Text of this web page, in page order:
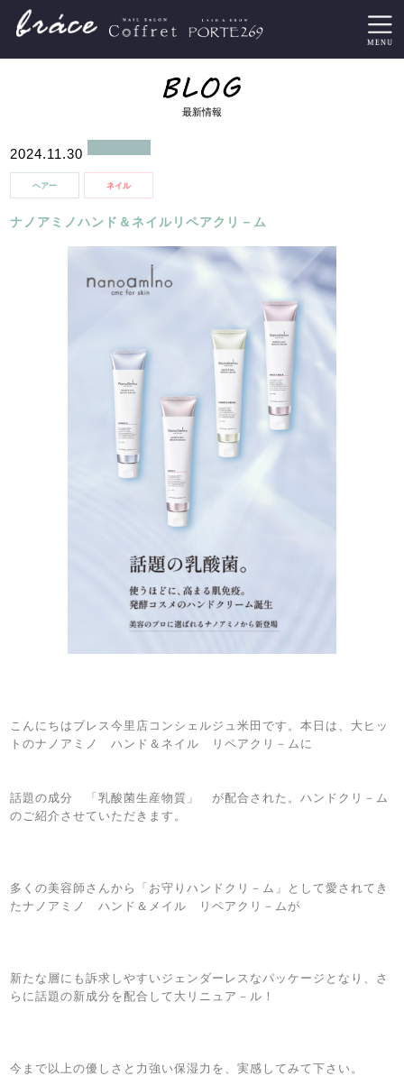
最新情報
2024.11.30
ヘアー ネイル
ナノアミノハンド＆ネイルリペアクリ－ム
こんにちはブレス今里店コンシェルジュ米田です。本日は、大ヒッ
トのナノアミノ ハンド＆ネイル リペアクリ－ムに
話題の成分 「乳酸菌生産物質」 が配合された。ハンドクリ－ム
のご紹介させていただきます。
多くの美容師さんから「お守りハンドクリ－ム」として愛されてき
たナノアミノ ハンド＆メイル リペアクリ－ムが
新たな層にも訴求しやすいジェンダーレスなパッケージとなり、さ
らに話題の新成分を配合して大リニュア－ル！
今まで以上の優しさと力強い保湿力を、実感してみて下さい。